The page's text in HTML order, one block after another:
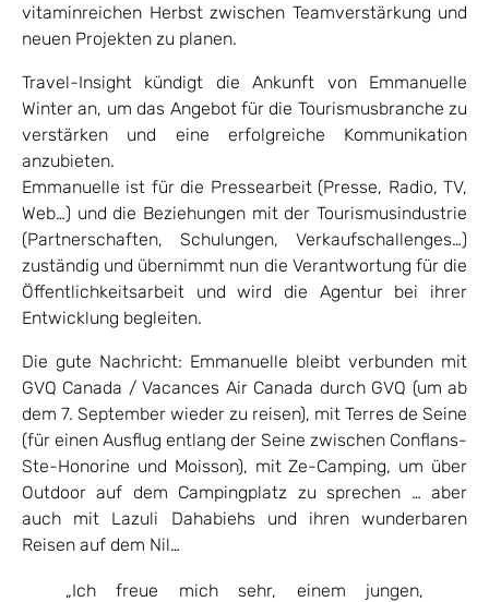
vitaminreichen Herbst zwischen Teamverstärkung und
neuen Projekten zu planen.
Travel-Insight kündigt die Ankunft von Emmanuelle
Winter an, um das Angebot für die Tourismusbranche zu
verstärken und eine erfolgreiche Kommunikation
anzubieten.
Emmanuelle ist für die Pressearbeit (Presse, Radio, TV,
Web…) und die Beziehungen mit der Tourismusindustrie
(Partnerschaften, Schulungen, Verkaufschallenges…)
zuständig und übernimmt nun die Verantwortung für die
Öffentlichkeitsarbeit und wird die Agentur bei ihrer
Entwicklung begleiten.
Die gute Nachricht: Emmanuelle bleibt verbunden mit
GVQ Canada / Vacances Air Canada durch GVQ (um ab
dem 7. September wieder zu reisen), mit Terres de Seine
(für einen Ausflug entlang der Seine zwischen Conflans-
Ste-Honorine und Moisson), mit Ze-Camping, um über
Outdoor auf dem Campingplatz zu sprechen … aber
auch mit Lazuli Dahabiehs und ihren wunderbaren
Reisen auf dem Nil…
„Ich freue mich sehr, einem jungen,